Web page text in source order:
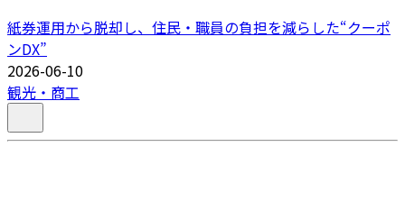
紙券運用から脱却し、住民・職員の負担を減らした“クーポ
ンDX”
2026-06-10
観光・商工